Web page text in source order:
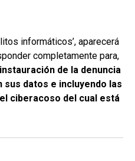
informáticos’, aparecerá
completamente para,
instauración de la denuncia
datos e incluyendo las
ciberacoso del cual está